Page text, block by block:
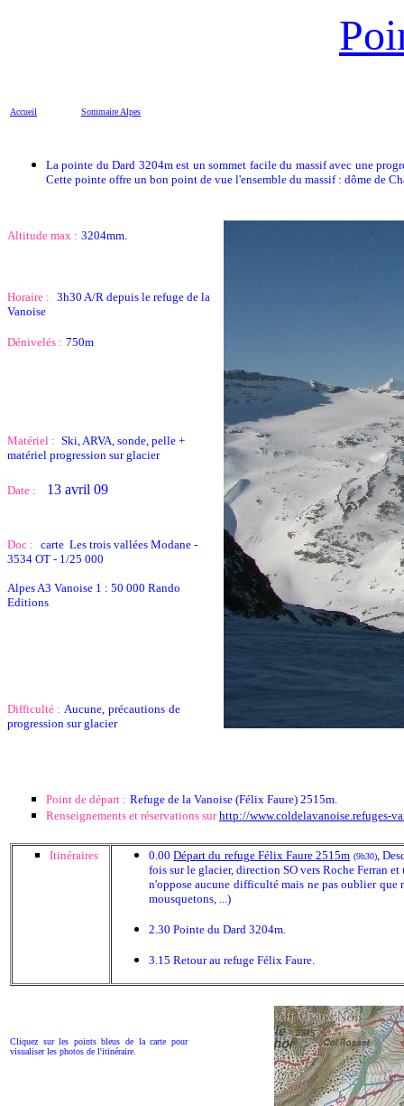
Accueil Sommaire Alpes
La pointe du Dard 3204m est un sommet facile du massif avec une
Cette pointe offre un bon point de vue l'ensemble du massif : dôme de
Altitude max : 3204mm.
Horaire : 3h30 A/R depuis le refuge de la
Vanoise
Dénivelés : 750m
Matériel : Ski, ARVA, sonde, pelle +
matériel progression sur glacier
Date : 13 avril 09
Doc : carte Les trois vallées Modane -
3534 OT - 1/25 000
Alpes A3 Vanoise 1 : 50 000 Rando
Editions
Difficulté : Aucune, précautions de
progression sur glacier
Point de départ : Refuge de la Vanoise (Félix Faure) 2515m.
Renseignements et réservations sur http://www.coldelavanoise.refuges-
Itinéraires 0.00Départ du refuge Félix Faure 2515m (9h30),
fois sur le glacier, direction SO vers Roche Ferran
n'oppose aucune difficulté mais ne pas oublier que
mousquetons, ...)
2.30 Pointe du Dard 3204m.
3.15 Retour au refuge Félix Faure.
Cliquez sur les points bleus de la carte pour
visualiser les photos de l'itinéraire.